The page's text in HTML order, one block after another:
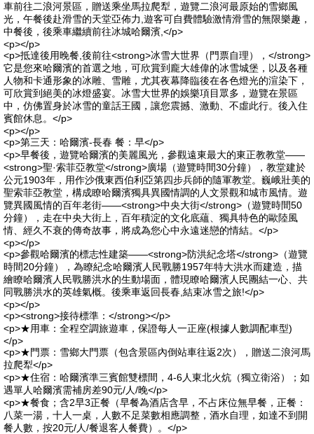
車前往二浪河景區，贈送乘坐馬拉爬犁，遊覽二浪河最原始的雪鄉風
光，午餐後赴滑雪的天堂亞佈力,遊客可自費體驗激情滑雪的無限樂趣，
中餐後，後乘車繼續前往冰城哈爾濱,</p>
<p></p>
<p>抵達後用晚餐,後前往<strong>冰雪大世界（門票自理），</strong>
它是您來哈爾濱的首選之地，可欣賞到龐大雄偉的冰雪城堡，以及各種
人物和卡通形象的冰雕、雪雕，尤其夜幕降臨後在各色燈光的渲染下，
可欣賞到絕美的冰燈盛宴。冰雪大世界的娛樂項目眾多，遊覽在景區
中，仿佛置身於冰雪的童話王國，讓您震撼、激動、不虛此行。後入住
賓館休息。</p>
<p></p>
<p>第三天：哈爾濱-長春 餐：早</p>
<p>早餐後，遊覽哈爾濱的美麗風光，參觀遠東最大的東正教教堂——
<strong>聖·索菲亞教堂</strong>廣場（遊覽時間30分鐘），教堂建於
公元1903年，用作沙俄東西伯利亞第四步兵師的隨軍教堂。巍峨壯美的
聖索菲亞教堂，構成瞭哈爾濱獨具異國情調的人文景觀和城市風情。遊
覽異國風情的百年老街——<strong>中央大街</strong>（遊覽時間50
分鐘），走在中央大街上，百年積淀的文化底蘊、獨具特色的歐陸風
情、經久不衰的傳奇故事，將成為您心中永遠迷戀的情結。</p>
<p></p>
<p>參觀哈爾濱的標志性建築——<strong>防洪紀念塔</strong>（遊覽
時間20分鐘），為瞭紀念哈爾濱人民戰勝1957年特大洪水而建造，描
繪瞭哈爾濱人民戰勝洪水的生動場面，體現瞭哈爾濱人民團結一心、共
同戰勝洪水的英雄氣概。後乘車返回長春,結束冰雪之旅!</p>
<p></p>
<p><strong>接待標準：</strong></p>
<p>★用車：全程空調旅遊車，保證每人一正座(根據人數調配車型)
</p>
<p>★門票：雪鄉大門票（包含景區內倒站車往返2次），贈送二浪河馬
拉爬犁</p>
<p>★住宿：哈爾濱準三賓館雙標間，4-6人東北火炕（獨立衛浴）；如
遇單人哈爾濱需補房差90元/人/晚</p>
<p>★餐食；含2早3正餐（早餐為酒店含早，不占床位無早餐，正餐：
八菜一湯，十人一桌，人數不足菜數相應調整，酒水自理，如達不到開
餐人數，按20元/人/餐退客人餐費）。</p>